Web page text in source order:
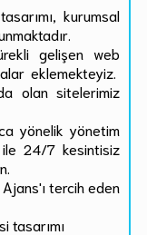
kurumsal
gelişen web
eklemekteyiz.
olan sitelerimiz
yönelik yönetim
ile 24/7 kesintisiz
tercih eden
tasarımı